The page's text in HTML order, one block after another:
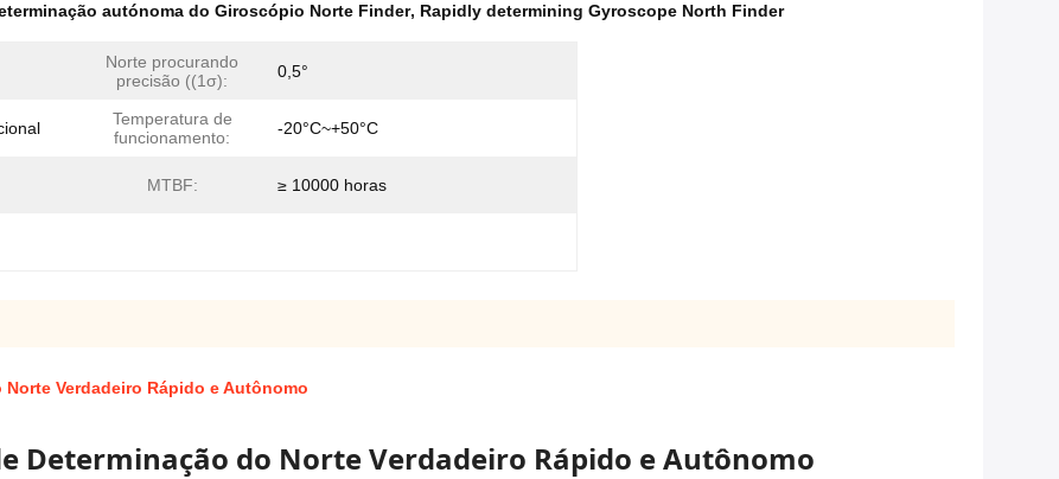
autónoma do Giroscópio Norte Finder, Rapidly determining Gyroscope North Finder
Norte procurando
precisão ((1σ):
0,5°
Temperatura de
funcionamento:
-20°C~+50°C
MTBF: ≥ 10000 horas
Verdadeiro Rápido e Autônomo
Determinação do Norte Verdadeiro Rápido e Autônomo